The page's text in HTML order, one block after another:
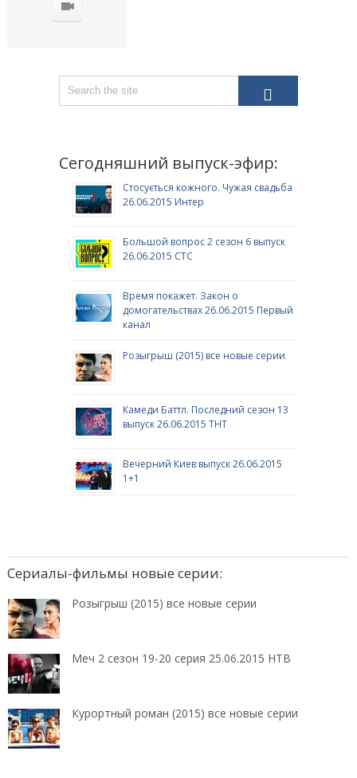
Сегодняшний выпуск-эфир:
Стосується кожного. Чужая свадьба
26.06.2015 Интер
Большой вопрос 2 сезон 6 выпуск
26.06.2015 СТС
Время покажет. Закон о
домогательствах 26.06.2015 Первый
канал
Розыгрыш (2015) все новые серии
Камеди Баттл. Последний сезон 13
выпуск 26.06.2015 ТНТ
Вечерний Киев выпуск 26.06.2015
1+1
Сериалы-фильмы новые серии:
Розыгрыш (2015) все новые серии
Меч 2 сезон 19-20 серия 25.06.2015 НТВ
Курортный роман (2015) все новые серии